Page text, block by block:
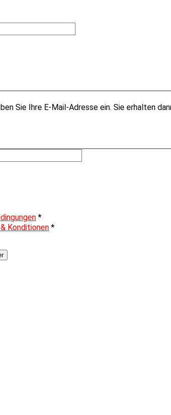
Sie Ihre E-Mail-Adresse ein. Sie erhalten
*
Konditionen *